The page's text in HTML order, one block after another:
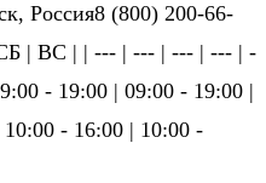
Россия8 (800) 200-66-
| ВС | | --- | --- | --- | --- | -
- 19:00 | 09:00 - 19:00 |
- 16:00 | 10:00 -